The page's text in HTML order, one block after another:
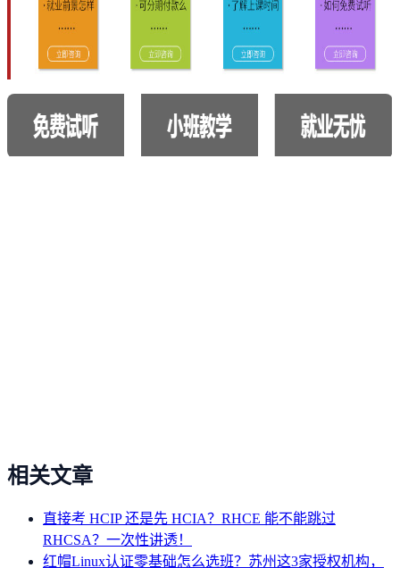
相关文章
直接考 HCIP 还是先 HCIA？RHCE 能不能跳过
RHCSA？一次性讲透！
红帽Linux认证零基础怎么选班？苏州这3家授权机构，